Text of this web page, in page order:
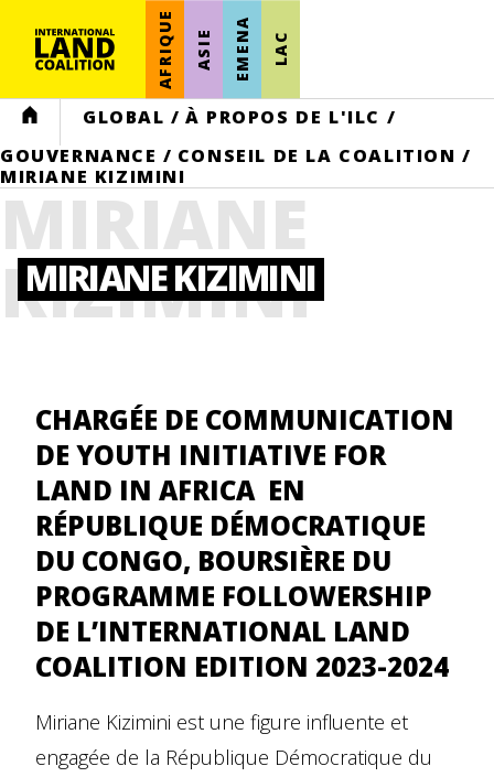
AFRIQUE ASIE EMENA LAC
HOME GLOBAL / À PROPOS DE L'ILC /
GOUVERNANCE / CONSEIL DE LA COALITION /
MIRIANE KIZIMINI
MIRIANE
KIZIMINI
MIRIANE KIZIMINI
CHARGÉE DE COMMUNICATION
DE YOUTH INITIATIVE FOR
LAND IN AFRICA EN
RÉPUBLIQUE DÉMOCRATIQUE
DU CONGO, BOURSIÈRE DU
PROGRAMME FOLLOWERSHIP
DE L’INTERNATIONAL LAND
COALITION EDITION 2023-2024
Miriane Kizimini est une figure influente et
engagée de la République Démocratique du